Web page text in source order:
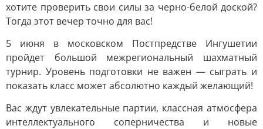
хотите проверить свои силы за черно-белой доской?
Тогда этот вечер точно для вас!
5 июня в московском Постпредстве Ингушетии
пройдет большой межрегиональный шахматный
турнир. Уровень подготовки не важен — сыграть и
показать класс может абсолютно каждый желающий!
Вас ждут увлекательные партии, классная атмосфера
интеллектуального соперничества и новые